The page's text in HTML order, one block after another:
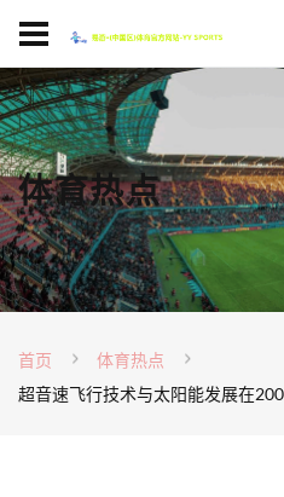
体育热点
首页
体育热点
超音速飞行技术与太阳能发展在